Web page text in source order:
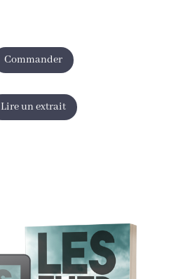
Commander
Lire un extrait